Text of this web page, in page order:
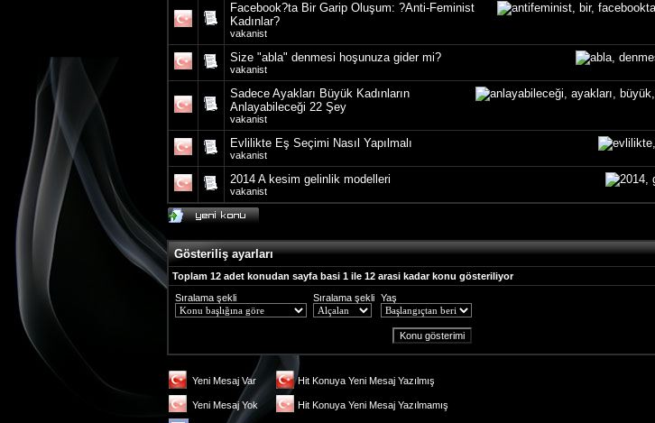
Facebook?ta Bir Garip Oluşum: ?Anti-Feminist
Kadınlar?
vakanist
Size "abla" denmesi hoşunuza gider mi?
vakanist
Sadece Ayakları Büyük Kadınların
Anlayabileceği 22 Şey
vakanist
Evlilikte Eş Seçimi Nasıl Yapılmalı
vakanist
2014 A kesim gelinlik modelleri
vakanist
Gösteriliş ayarları
Toplam 12 adet konudan sayfa basi 1 ile 12 arasi kadar konu gösteriliyor
Sıralama şekli
Sıralama şekli Yaş
Yeni Mesaj Var Hit Konuya Yeni Mesaj Yazılmış
Yeni Mesaj Yok Hit Konuya Yeni Mesaj Yazılmamış